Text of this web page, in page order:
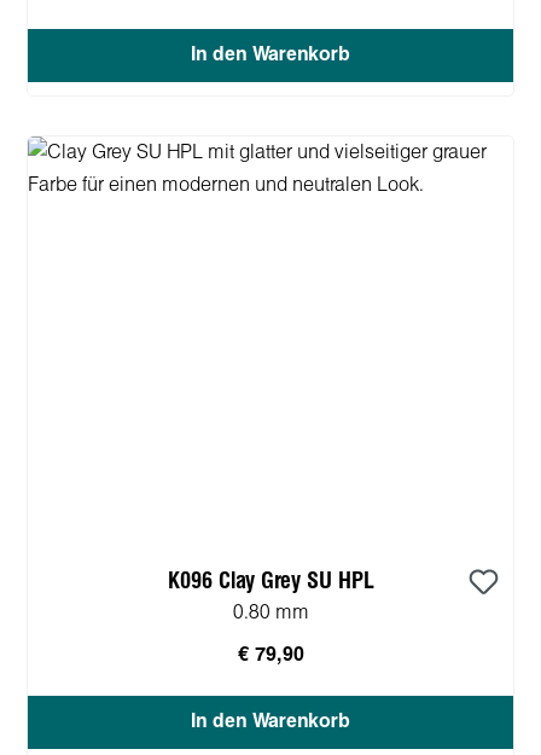
In den Warenkorb
K096 Clay Grey SU HPL
0.80 mm
€ 79,90
In den Warenkorb